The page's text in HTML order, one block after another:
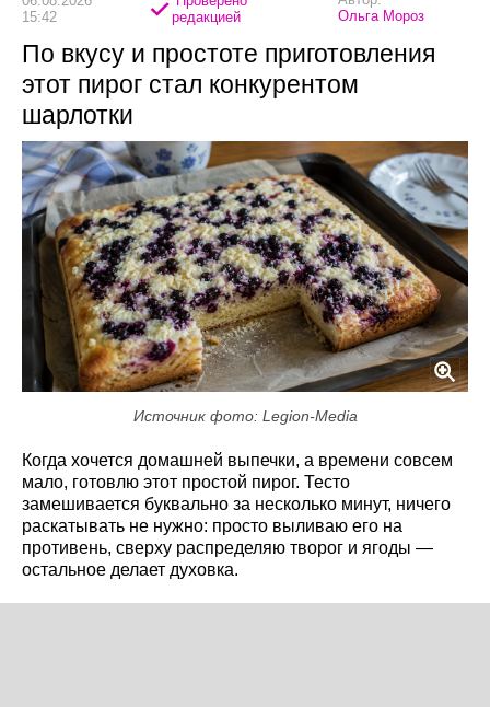
15:42
редакцией
Ольга Мороз
По вкусу и простоте приготовления
этот пирог стал конкурентом
шарлотки
Источник фото: Legion-Media
Когда хочется домашней выпечки, а времени совсем
мало, готовлю этот простой пирог. Тесто
замешивается буквально за несколько минут, ничего
раскатывать не нужно: просто выливаю его на
противень, сверху распределяю творог и ягоды —
остальное делает духовка.